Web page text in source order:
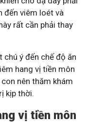
đến viêm loét và
rất cần phải thay
ý đến chế độ ăn
hang vị tiền môn
nên thăm khám
kịp thời.
vị tiền môn